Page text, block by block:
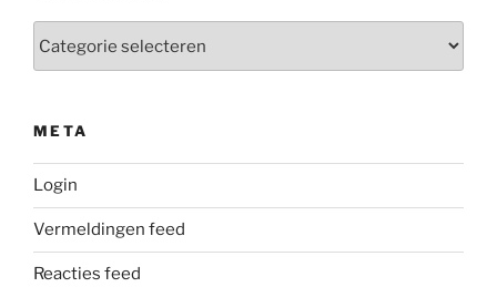
META
Login
Vermeldingen feed
Reacties feed